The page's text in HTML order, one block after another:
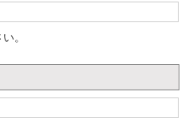
。